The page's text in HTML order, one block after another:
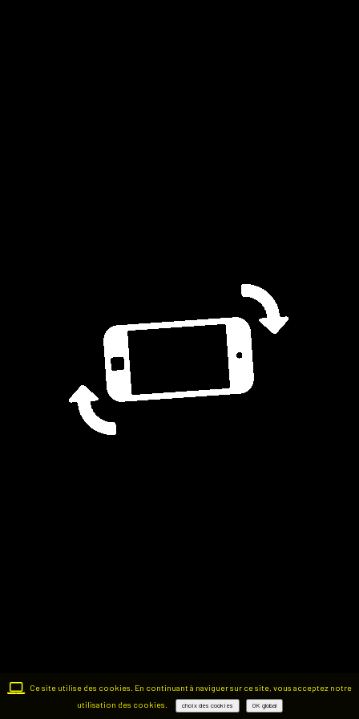
Ce site utilise des cookies. En continuant à naviguer sur ce site, vous acceptez notre
utilisation des cookies.
choix des cookies OK global